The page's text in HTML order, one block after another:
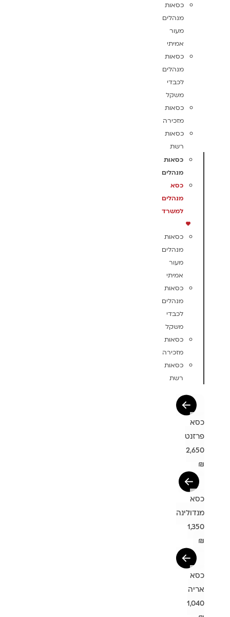
כסאות
מנהלים
מעור
אמיתי
כסאות
מנהלים
לכבדי
משקל
כסאות
מזכירה
כסאות
רשת
כסאות
מנהלים
כסא
מנהלים
למשרד
כסאות
מנהלים
מעור
אמיתי
כסאות
מנהלים
לכבדי
משקל
כסאות
מזכירה
כסאות
רשת
כסא
פרזנט
2,650
₪
כסא
מנדולינה
1,350
₪
כסא
אריה
1,040